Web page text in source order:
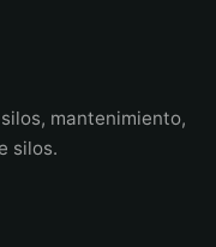
mantenimiento,
silos.